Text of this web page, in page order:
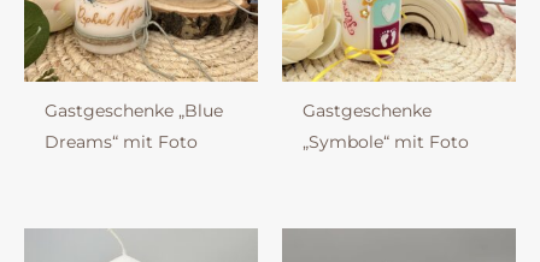
Gastgeschenke „Blue
Dreams“ mit Foto
Gastgeschenke
„Symbole“ mit Foto